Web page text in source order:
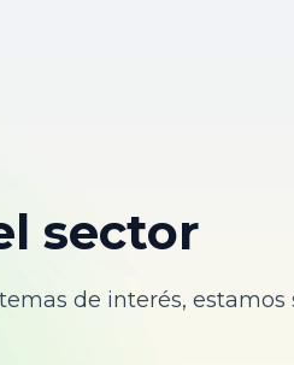
sector
de interés,